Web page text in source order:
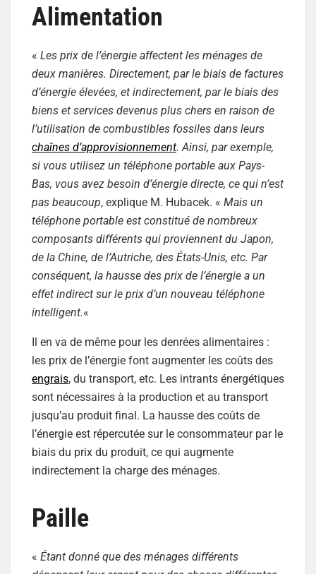
Alimentation
« Les prix de l’énergie affectent les ménages de
deux manières. Directement, par le biais de factures
d’énergie élevées, et indirectement, par le biais des
biens et services devenus plus chers en raison de
l’utilisation de combustibles fossiles dans leurs
chaînes d’approvisionnement. Ainsi, par exemple,
si vous utilisez un téléphone portable aux Pays-
Bas, vous avez besoin d’énergie directe, ce qui n’est
pas beaucoup, explique M. Hubacek. « Mais un
téléphone portable est constitué de nombreux
composants différents qui proviennent du Japon,
de la Chine, de l’Autriche, des États-Unis, etc. Par
conséquent, la hausse des prix de l’énergie a un
effet indirect sur le prix d’un nouveau téléphone
intelligent.«
Il en va de même pour les denrées alimentaires :
les prix de l’énergie font augmenter les coûts des
engrais, du transport, etc. Les intrants énergétiques
sont nécessaires à la production et au transport
jusqu’au produit final. La hausse des coûts de
l’énergie est répercutée sur le consommateur par le
biais du prix du produit, ce qui augmente
indirectement la charge des ménages.
Paille
« Étant donné que des ménages différents